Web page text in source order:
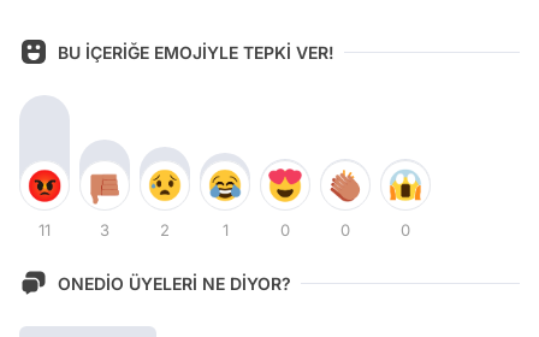
BU İÇERİĞE EMOJİYLE TEPKİ VER!
11 3 2 1 0 0 0
ONEDİO ÜYELERİ NE DİYOR?